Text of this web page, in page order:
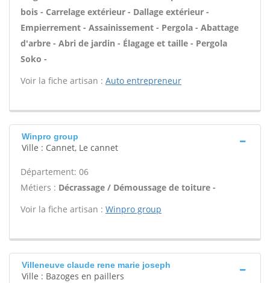
bois - Carrelage extérieur - Dallage extérieur -
Empierrement - Assainissement - Pergola - Abattage
d'arbre - Abri de jardin - Élagage et taille - Pergola
Soko -
Voir la fiche artisan : Auto entrepreneur
Winpro group
Ville : Cannet, Le cannet
Département: 06
Métiers : Décrassage / Démoussage de toiture -
Voir la fiche artisan : Winpro group
Villeneuve claude rene marie joseph
Ville : Bazoges en paillers